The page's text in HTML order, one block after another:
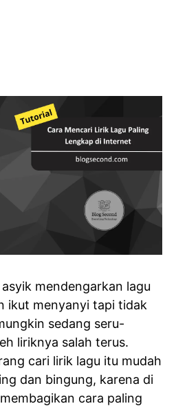
mendengarkan lagu
ikut menyanyi tapi tidak
sedang seru-
liriknya salah terus.
cari lirik lagu itu mudah
dan bingung, karena di
cara paling